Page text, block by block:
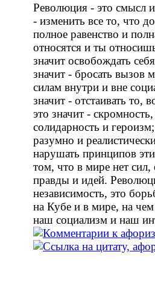
Революция - это смысл
- изменить все то, что
полное равенство и
относятся и ты
значит освобождать
значит - бросать
силам внутри и вне
значит - отстаивать
это значит -
солидарность и
разумно и
нарушать принципов
том, что в мире нет
правды и идей.
независимость, это
на Кубе и в мире, на
наш социализм и наш